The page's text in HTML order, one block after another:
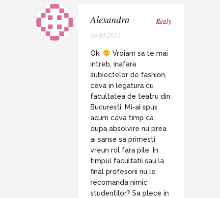
Alexandra /
06.03.2011
Reply
Ok.
Vroiam sa te mai
intreb, inafara
subiectelor de fashion,
ceva in legatura cu
facultatea de teatru din
Bucuresti. Mi-ai spus
acum ceva timp ca
dupa absolvire nu prea
ai sanse sa primesti
vreun rol fara pile. In
timpul facultatii sau la
final profesorii nu le
recomanda nimic
studentilor? Sa plece in